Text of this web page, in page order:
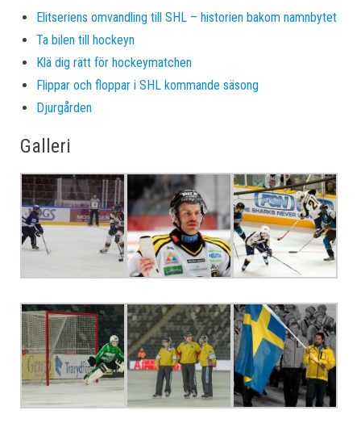
Elitseriens omvandling till SHL – historien bakom namnbytet
Ta bilen till hockeyn
Klä dig rätt för hockeymatchen
Flippar och floppar i SHL kommande säsong
Djurgården
Galleri